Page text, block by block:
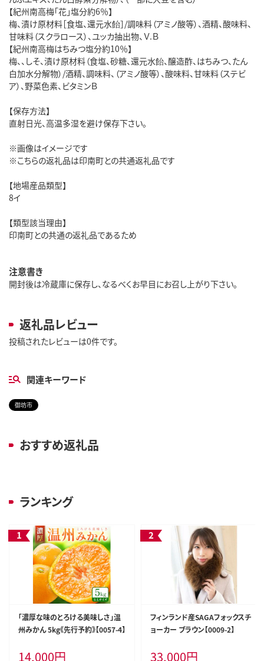
【紀州南高梅「花」塩分約6％】
梅、漬け原材料［食塩、還元水飴］/調味料（アミノ酸等）、酒精、酸味料、
甘味料（スクラロース）、ユッカ抽出物、Ｖ.Ｂ
【紀州南高梅はちみつ塩分約10％】
梅、、しそ、漬け原材料（食塩、砂糖、還元水飴、醸造酢、はちみつ、たん
白加水分解物）/酒精、調味料、（アミノ酸等）、酸味料、甘味料（ステビ
ア）、野菜色素、ビタミンＢ
【保存方法】
直射日光、高温多湿を避け保存下さい。
※画像はイメージです
※こちらの返礼品は印南町との共通返礼品です
【地場産品類型】
8イ
【類型該当理由】
印南町との共通の返礼品であるため
注意書き
開封後は冷蔵庫に保存し、なるべくお早目にお召し上がり下さい。
返礼品レビュー
投稿されたレビューは0件です。
関連キーワード
御坊市
おすすめ返礼品
ランキング
「濃厚な味のとろける美味しさ」温
州みかん 5kg《先行予約》【0057-4】
14,000円
フィンランド産SAGAフォックスチ
ョーカー ブラウン【0009-2】
33,000円